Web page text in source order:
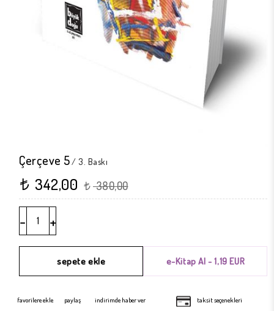
Çerçeve 5/ 3. Baskı
t 380,00
t 342,00
- +
favorilere ekle paylaş indirimde haber ver taksit seçenekleri